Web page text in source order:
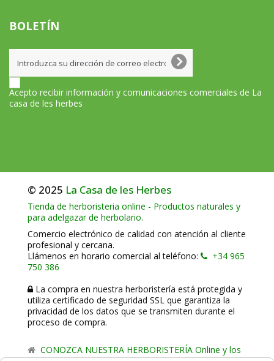
BOLETÍN
Acepto recibir información y comunicaciones comerciales de La
casa de les herbes
© 2025 La Casa de les Herbes
Tienda de herboristeria online - Productos naturales y
para adelgazar de herbolario.
Comercio electrónico de calidad con atención al cliente
profesional y cercana.
Llámenos en horario comercial al teléfono:
+34 965
750 386
La compra en nuestra herboristería está protegida y
utiliza certificado de seguridad SSL que garantiza la
privacidad de los datos que se transmiten durante el
proceso de compra.
CONOZCA NUESTRA HERBORISTERÍA Online y los